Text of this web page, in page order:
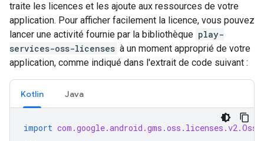
traite les licences et les ajoute aux ressources de votre
application. Pour afficher facilement la licence, vous pouvez
lancer une activité fournie par la bibliothèque play-
services-oss-licenses à un moment approprié de votre
application, comme indiqué dans l'extrait de code suivant :
Kotlin Java
import